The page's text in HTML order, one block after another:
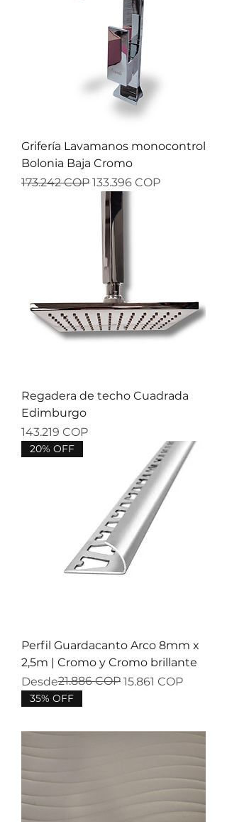
Grifería Lavamanos monocontrol
Bolonia Baja Cromo
Precio
173.242 COP Precio de oferta
133.396 COP
Regadera de techo Cuadrada
Edimburgo
Precio
143.219 COP
20% OFF
Perfil Guardacanto Arco 8mm x
2,5m | Cromo y Cromo brillante
Desde
Precio21.886 COP 15.861 COP
Precio de oferta
35% OFF